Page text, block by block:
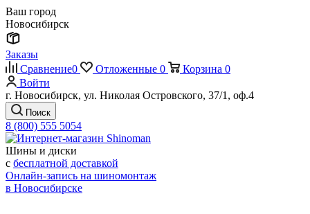
Ваш город
Новосибирск
Заказы
Сравнение0 Отложенные 0 Корзина 0
Войти
г. Новосибирск, ул. Николая Островского, 37/1, оф.4
Поиск
8 (800) 555 5054
Шины и диски
с бесплатной доставкой
Онлайн-запись на шиномонтаж
в Новосибирске